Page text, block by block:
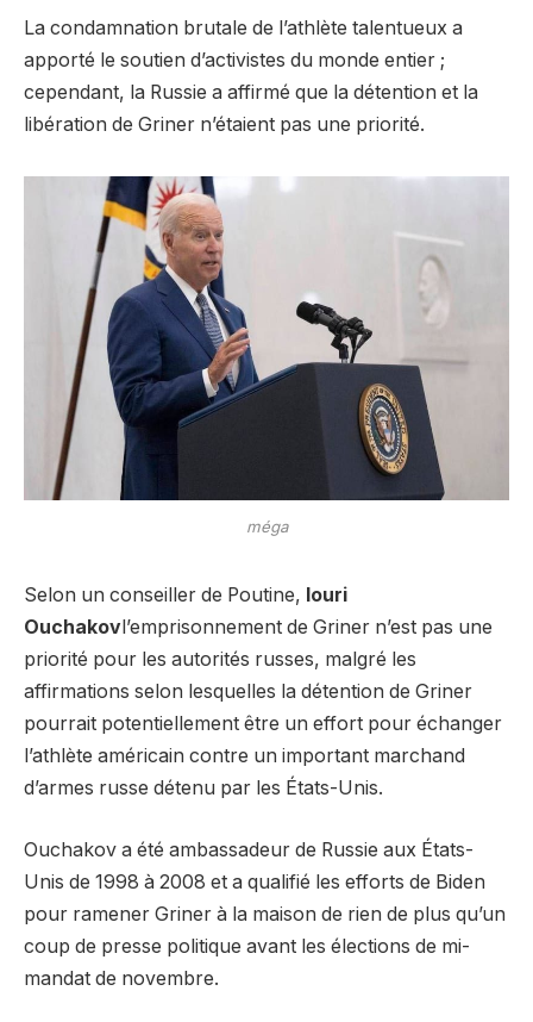
La condamnation brutale de l’athlète talentueux a
apporté le soutien d’activistes du monde entier ;
cependant, la Russie a affirmé que la détention et la
libération de Griner n’étaient pas une priorité.
méga
Selon un conseiller de Poutine, Iouri
Ouchakov l’emprisonnement de Griner n’est pas une
priorité pour les autorités russes, malgré les
affirmations selon lesquelles la détention de Griner
pourrait potentiellement être un effort pour échanger
l’athlète américain contre un important marchand
d’armes russe détenu par les États-Unis.
Ouchakov a été ambassadeur de Russie aux États-
Unis de 1998 à 2008 et a qualifié les efforts de Biden
pour ramener Griner à la maison de rien de plus qu’un
coup de presse politique avant les élections de mi-
mandat de novembre.